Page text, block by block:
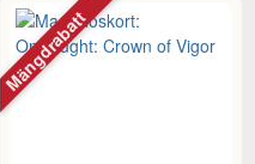
Mängdrabatt